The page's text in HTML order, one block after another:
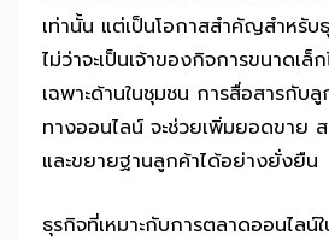
เท่านั้น แต่เป็นโอกาสสำคัญสำหรั
ไม่ว่าจะเป็นเจ้าของกิจการขนาดเล็
เฉพาะด้านในชุมชน การสื่อสารกับ
ทางออนไลน์ จะช่วยเพิ่มยอดขาย ส
และขยายฐานลูกค้าได้อย่างยั่งยืน
ธุรกิจที่เหมาะกับการตลาดออนไลน์